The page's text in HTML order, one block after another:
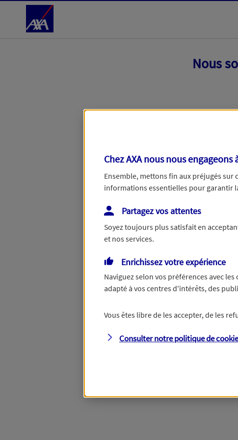
Accéder au Contenu
Nous
Chez AXA nous nous
Ensemble, mettons fin aux préjugés sur
informations essentielles pour garantir
Partagez vos attentes
Soyez toujours plus satisfait en
et nos services.
Enrichissez votre expérience
Naviguez selon vos préférences avec les
adapté à vos centres d'intérêts, des
Vous êtes libre de les accepter, de les
Consulter notre politique de